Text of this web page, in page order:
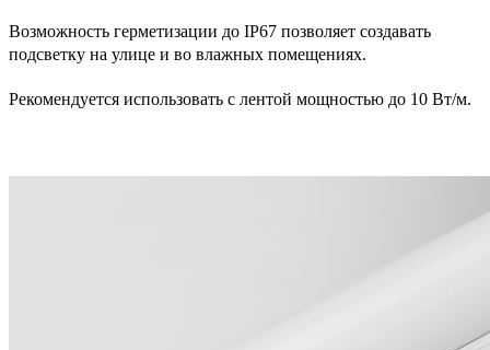
Возможность герметизации до IP67 позволяет создавать
подсветку на улице и во влажных помещениях.
Рекомендуется использовать с лентой мощностью до 10 Вт/м.